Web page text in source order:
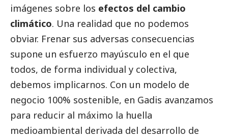
imágenes sobre los efectos del cambio
climático. Una realidad que no podemos
obviar. Frenar sus adversas consecuencias
supone un esfuerzo mayúsculo en el que
todos, de forma individual y colectiva,
debemos implicarnos. Con un modelo de
negocio 100% sostenible, en Gadis avanzamos
para reducir al máximo la huella
medioambiental derivada del desarrollo de